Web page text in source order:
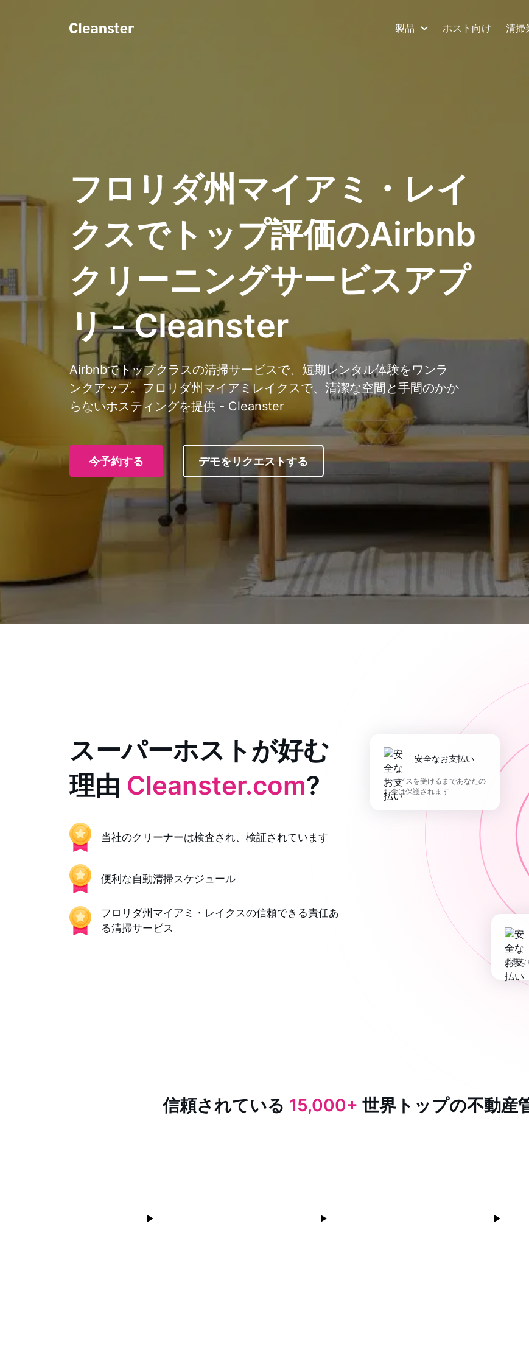
製品 ホスト向け 清掃
フロリダ州マイアミ・レイ
クスでトップ評価のAirbnb
クリーニングサービスアプ
リ - Cleanster
Airbnbでトップクラスの清掃サービスで、短期レンタル体験をワンラ
ンクアップ。フロリダ州マイアミレイクスで、清潔な空間と手間のかか
らないホスティングを提供 - Cleanster
今予約する デモをリクエストする
スーパーホストが好む
理由 Cleanster.com?
当社のクリーナーは検査され、検証されています
便利な自動清掃スケジュール
フロリダ州マイアミ・レイクスの信頼できる責任あ
る清掃サービス
安全なお支払い
サービスを受けるまであなたの
お金は保護されます
必要な
信頼されている 15,000+ 世界トップの不動産